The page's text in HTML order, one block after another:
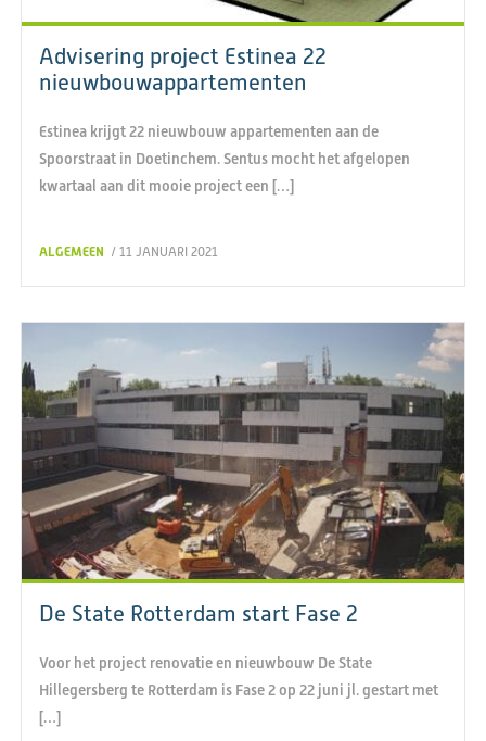
Advisering project Estinea 22
nieuwbouwappartementen
Estinea krijgt 22 nieuwbouw appartementen aan de
Spoorstraat in Doetinchem. Sentus mocht het afgelopen
kwartaal aan dit mooie project een […]
ALGEMEEN / 11 JANUARI 2021
De State Rotterdam start Fase 2
Voor het project renovatie en nieuwbouw De State
Hillegersberg te Rotterdam is Fase 2 op 22 juni jl. gestart met
[…]